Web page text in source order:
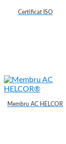
Certificat ISO
Membru AC HELCOR